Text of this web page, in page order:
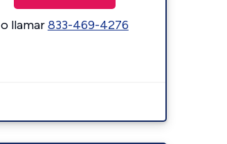
o llamar833-469-4276